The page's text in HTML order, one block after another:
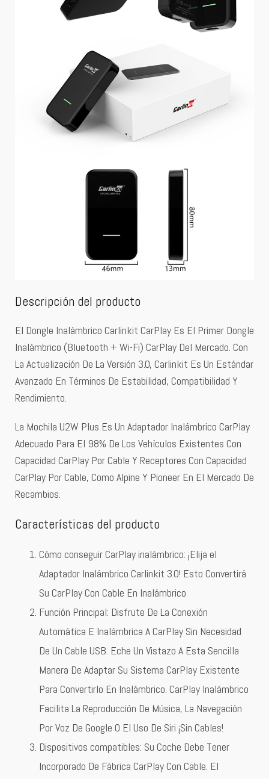
Descripción del producto
El Dongle Inalámbrico Carlinkit CarPlay Es El Primer Dongle
Inalámbrico (Bluetooth + Wi-Fi) CarPlay Del Mercado. Con
La Actualización De La Versión 3.0, Carlinkit Es Un Estándar
Avanzado En Términos De Estabilidad, Compatibilidad Y
Rendimiento.
La Mochila U2W Plus Es Un Adaptador Inalámbrico CarPlay
Adecuado Para El 98% De Los Vehículos Existentes Con
Capacidad CarPlay Por Cable Y Receptores Con Capacidad
CarPlay Por Cable, Como Alpine Y Pioneer En El Mercado De
Recambios.
Características del producto
Cómo conseguir CarPlay inalámbrico: ¡Elija el
Adaptador Inalámbrico Carlinkit 3.0! Esto Convertirá
Su CarPlay Con Cable En Inalámbrico
Función Principal: Disfrute De La Conexión
Automática E Inalámbrica A CarPlay Sin Necesidad
De Un Cable USB. Eche Un Vistazo A Esta Sencilla
Manera De Adaptar Su Sistema CarPlay Existente
Para Convertirlo En Inalámbrico. CarPlay Inalámbrico
Facilita La Reproducción De Música, La Navegación
Por Voz De Google O El Uso De Siri ¡Sin Cables!
Dispositivos compatibles: Su Coche Debe Tener
Incorporado De Fábrica CarPlay Con Cable. El